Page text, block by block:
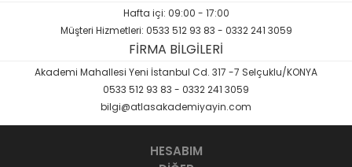
Hafta içi: 09:00 - 17:00
Müşteri Hizmetleri: 0533 512 93 83 - 0332 241 3059
FİRMA BİLGİLERİ
Akademi Mahallesi Yeni İstanbul Cd. 317 -7 Selçuklu/KONYA
0533 512 93 83 - 0332 241 3059
bilgi@atlasakademiyayin.com
HESABIM